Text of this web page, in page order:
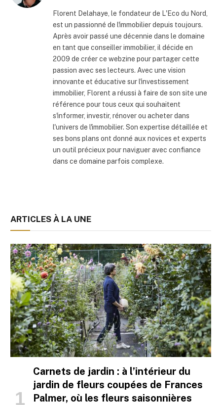
Florent Delahaye, le fondateur de L'Eco du Nord,
est un passionné de l'immobilier depuis toujours.
Après avoir passé une décennie dans le domaine
en tant que conseiller immobilier, il décide en
2009 de créer ce webzine pour partager cette
passion avec ses lecteurs. Avec une vision
innovante et éducative sur l'investissement
immobilier, Florent a réussi à faire de son site une
référence pour tous ceux qui souhaitent
s'informer, investir, rénover ou acheter dans
l'univers de l'immobilier. Son expertise détaillée et
ses bons plans ont donné aux novices et experts
un outil précieux pour naviguer avec confiance
dans ce domaine parfois complexe.
ARTICLES À LA UNE
Carnets de jardin : à l’intérieur du
jardin de fleurs coupées de Frances
Palmer, où les fleurs saisonnières